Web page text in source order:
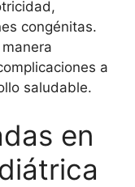
congénitas.
a
saludable.
en